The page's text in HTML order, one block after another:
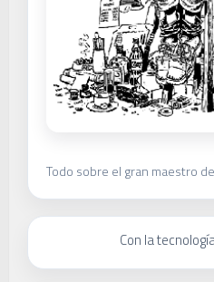
Todo sobre el gran maestro
Con la